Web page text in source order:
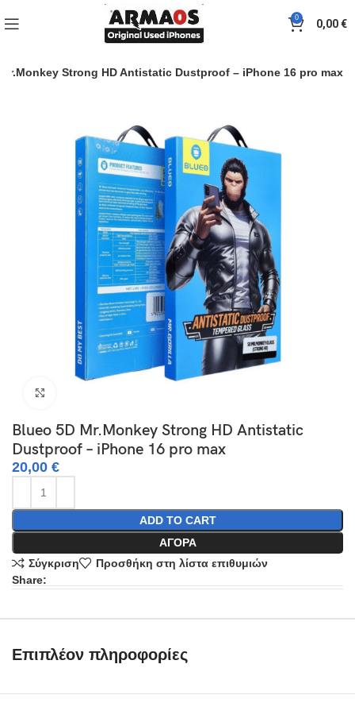
0 0,00€
Strong HD Antistatic Dustproof – iPhone 16 pro max
Blueo 5D Mr.Monkey Strong HD Antistatic
Dustproof – iPhone 16 pro max
20,00€
ADD TO CART
ΑΓΟΡΆ
Σύγκριση
Προσθήκη στη λίστα επιθυμιών
Share:
Επιπλέον πληροφορίες